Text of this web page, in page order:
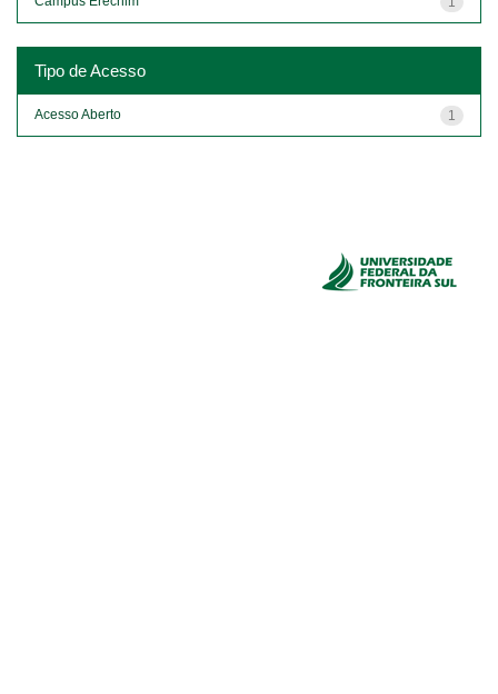
Tipo de Acesso
1
Acesso Aberto